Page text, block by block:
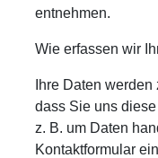
entnehmen.
Wie erfassen wir
Ihre Daten
dass Sie uns
z. B. um Daten
Kontaktformular